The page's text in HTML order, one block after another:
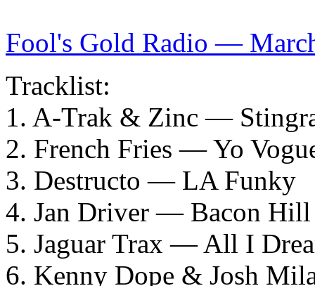
Fool's Gold Radio —
Tracklist:
1. A-Trak & Zinc —
2. French Fries — Yo
3. Destructo — LA Funky
4. Jan Driver — Bacon Hill
5. Jaguar Trax — All I
6. Kenny Dope & Josh